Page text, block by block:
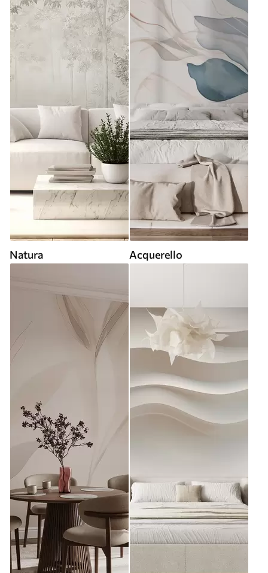
Natura Acquerello